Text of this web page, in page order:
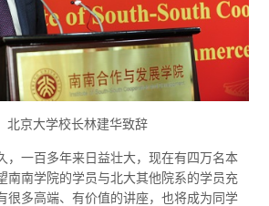
北京大学校长林建华致辞
一百多年来日益壮大，现在有四万名本
南南学院的学员与北大其他院系的学员充
很多高端、有价值的讲座，也将成为同学